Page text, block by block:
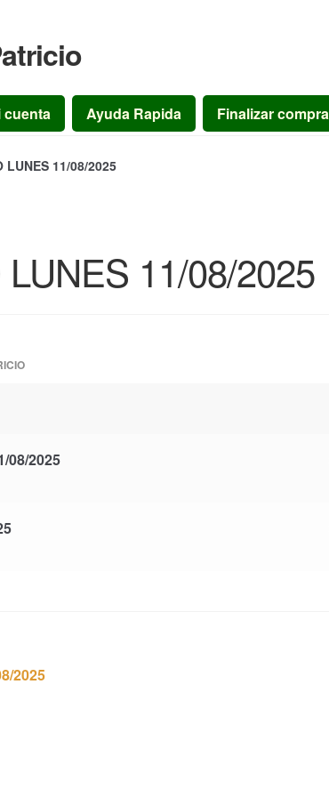
cuenta Ayuda Rapida Finalizar compra
LUNES 11/08/2025
11/08/2025
08/2025
2025